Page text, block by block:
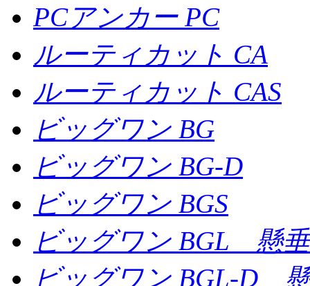
PCアンカー PC
ルーティカット CA
ルーティカット CAS
ビッグワン BG
ビッグワン BG-D
ビッグワン BGS
ビッグワン BGL 懸
ビッグワン BGL-D